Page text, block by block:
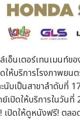
เอ็นเตอร์เทนเมนท์
ห้บริการโรงภาพย
บเป็นสาขาลำดับที่
ย์เปิดให้บริการในวั
ดให้ดูหนังฟรี! ตลอ